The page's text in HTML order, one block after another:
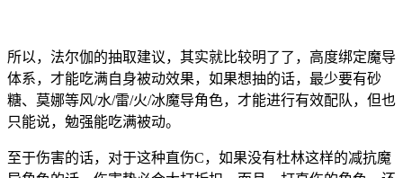
所以，法尔伽的抽取建议，其实就比较明了了，高度绑定魔导
体系，才能吃满自身被动效果，如果想抽的话，最少要有砂
糖、莫娜等风/水/雷/火/冰魔导角色，才能进行有效配队，但也
只能说，勉强能吃满被动。
至于伤害的话，对于这种直伤C，如果没有杜林这样的减抗魔